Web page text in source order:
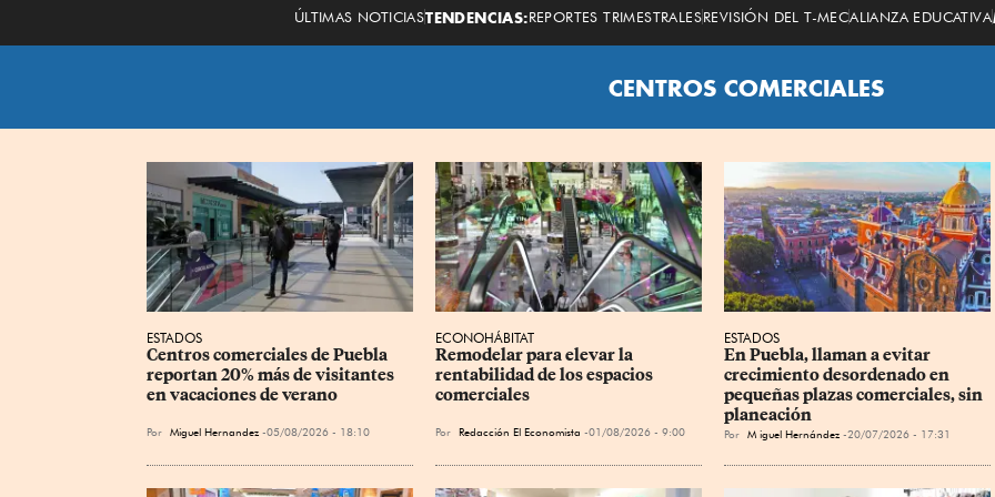
ÚLTIMAS NOTICIASTENDENCIAS:REPORTES TRIMESTRALESREVISIÓN DEL T-MECALIANZA EDUCATIVA
CENTROS COMERCIALES
ESTADOS
Centros comerciales de Puebla
reportan 20% más de visitantes
en vacaciones de verano
Por Miguel Hernandez 05/08/2026 - 18:10
ECONOHÁBITAT
Remodelar para elevar la
rentabilidad de los espacios
comerciales
Por Redacción El Economista 01/08/2026 - 9:00
ESTADOS
En Puebla, llaman a evitar
crecimiento desordenado en
pequeñas plazas comerciales, sin
planeación
Por M iguel Hernández 20/07/2026 - 17:31